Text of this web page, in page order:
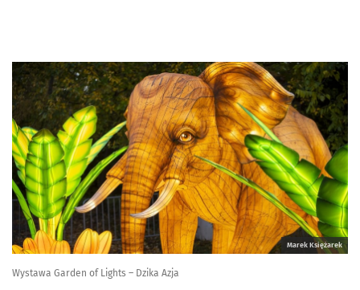
Marek Księżarek
Wystawa Garden of Lights – Dzika Azja